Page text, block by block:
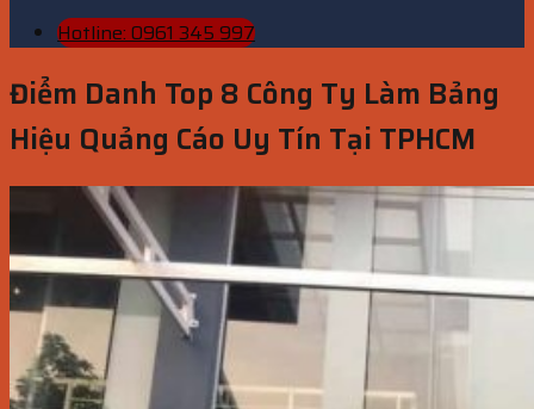
Hotline: 0961 345 997
Điểm Danh Top 8 Công Ty Làm Bảng
Hiệu Quảng Cáo Uy Tín Tại TPHCM